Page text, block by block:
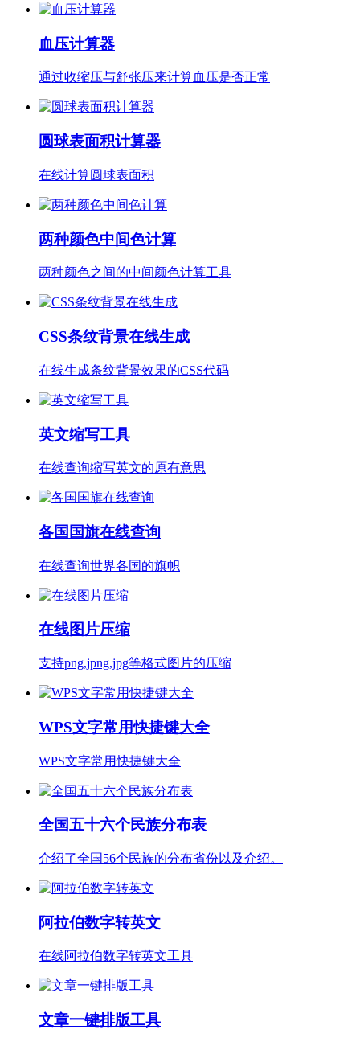
血压计算器
通过收缩压与舒张压来计算血压是否正常
圆球表面积计算器
在线计算圆球表面积
两种颜色中间色计算
两种颜色之间的中间颜色计算工具
CSS条纹背景在线生成
在线生成条纹背景效果的CSS代码
英文缩写工具
在线查询缩写英文的原有意思
各国国旗在线查询
在线查询世界各国的旗帜
在线图片压缩
支持png,jpng,jpg等格式图片的压缩
WPS文字常用快捷键大全
WPS文字常用快捷键大全
全国五十六个民族分布表
介绍了全国56个民族的分布省份以及介绍。
阿拉伯数字转英文
在线阿拉伯数字转英文工具
文章一键排版工具